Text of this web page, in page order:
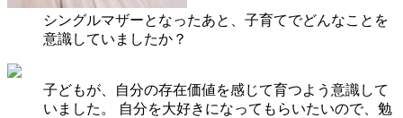
シングルマザーとなったあと、子育てでどんなことを
意識していましたか？
子どもが、自分の存在価値を感じて育つよう意識して
いました。 自分を大好きになってもらいたいので、勉